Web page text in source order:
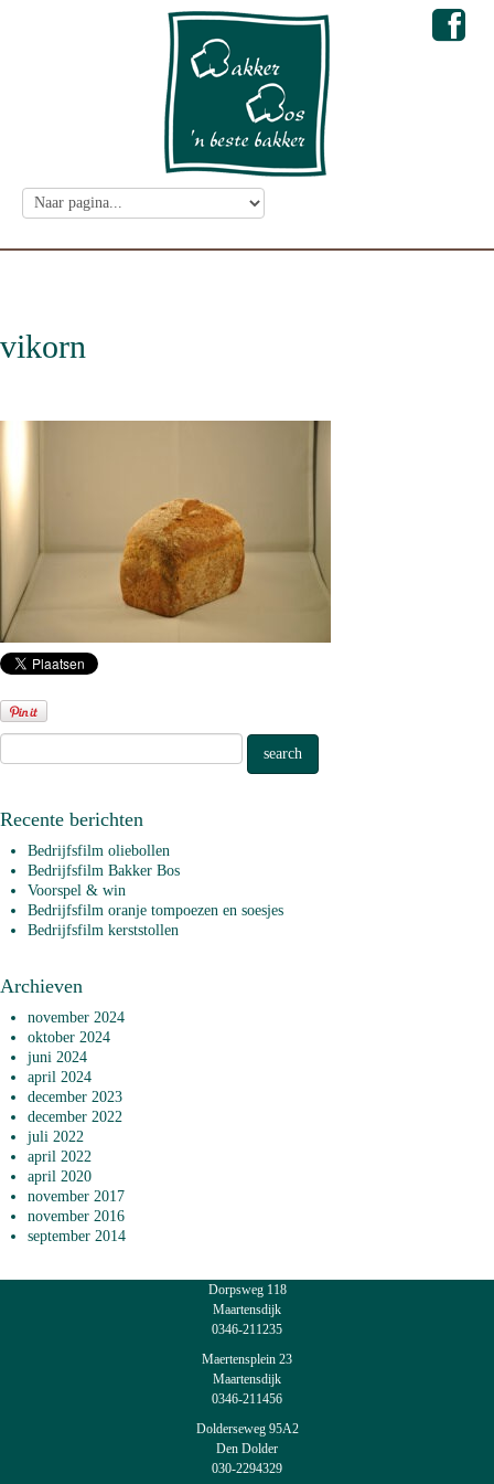
vikorn
Recente berichten
Bedrijfsfilm oliebollen
Bedrijfsfilm Bakker Bos
Voorspel & win
Bedrijfsfilm oranje tompoezen en soesjes
Bedrijfsfilm kerststollen
Archieven
november 2024
oktober 2024
juni 2024
april 2024
december 2023
december 2022
juli 2022
april 2022
april 2020
november 2017
november 2016
september 2014
Dorpsweg 118
Maartensdijk
0346-211235
Maertensplein 23
Maartensdijk
0346-211456
Dolderseweg 95A2
Den Dolder
030-2294329